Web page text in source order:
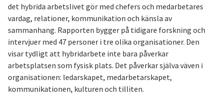
det hybrida arbetslivet gör med chefers och medarbetares
vardag, relationer, kommunikation och känsla av
sammanhang. Rapporten bygger på tidigare forskning och
intervjuer med 47 personer i tre olika organisationer. Den
visar tydligt att hybridarbete inte bara påverkar
arbetsplatsen som fysisk plats. Det påverkar själva väven i
organisationen: ledarskapet, medarbetarskapet,
kommunikationen, kulturen och tilliten.